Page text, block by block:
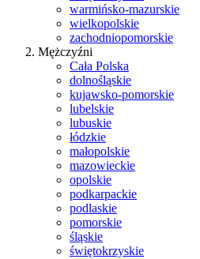
warmińsko-mazurskie
wielkopolskie
zachodniopomorskie
Mężczyźni
Cała Polska
dolnośląskie
kujawsko-pomorskie
lubelskie
lubuskie
łódzkie
małopolskie
mazowieckie
opolskie
podkarpackie
podlaskie
pomorskie
śląskie
świętokrzyskie